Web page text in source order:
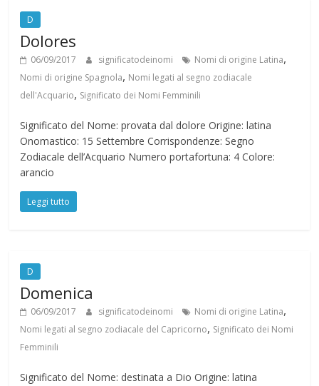
D
Dolores
06/09/2017 significatodeinomi Nomi di origine Latina,
Nomi di origine Spagnola, Nomi legati al segno zodiacale
dell'Acquario, Significato dei Nomi Femminili
Significato del Nome: provata dal dolore Origine: latina
Onomastico: 15 Settembre Corrispondenze: Segno
Zodiacale dell’Acquario Numero portafortuna: 4 Colore:
arancio
Leggi tutto
D
Domenica
06/09/2017 significatodeinomi Nomi di origine Latina,
Nomi legati al segno zodiacale del Capricorno, Significato dei Nomi
Femminili
Significato del Nome: destinata a Dio Origine: latina